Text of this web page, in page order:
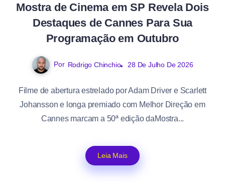
Mostra de Cinema em SP Revela Dois
Destaques de Cannes Para Sua
Programação em Outubro
Por Rodrigo Chinchio 28 De Julho De 2026
Filme de abertura estrelado por Adam Driver e Scarlett
Johansson e longa premiado com Melhor Direção em
Cannes marcam a 50ª edição daMostra...
Leia Mais